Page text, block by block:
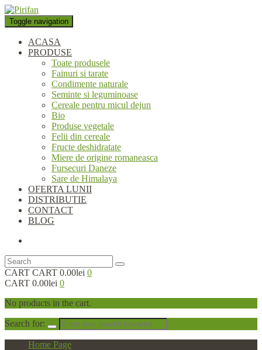
Toggle navigation
ACASA
PRODUSE
Toate produsele
Fainuri si tarate
Condimente naturale
Seminte si leguminoase
Cereale pentru micul dejun
Bio
Produse vegetale
Felii din cereale
Fructe deshidratate
Miere de origine romaneasca
Fursecuri Daneze
Sare de Himalaya
OFERTA LUNII
DISTRIBUTIE
CONTACT
BLOG
CART CART 0.00lei 0
CART 0.00lei 0
No products in the cart.
Search for:
Home Page
personaliza conținutul și anunțurile, pentru a oferi funcții de rețele
sociale și pentru a analiza traficul. De asemenea, le oferim partenerilor
de rețele sociale, de publicitate și de analize informații cu privire la
modul în care folosiți site-ul nostru. Aceștia le pot combina cu alte
informații oferite de dvs. sau culese în urma folosirii serviciilor lor.
Okay, thanks